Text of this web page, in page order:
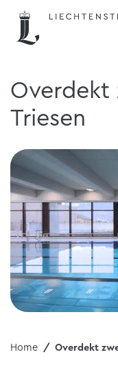
Overdekt
Triesen
Home Overdekt